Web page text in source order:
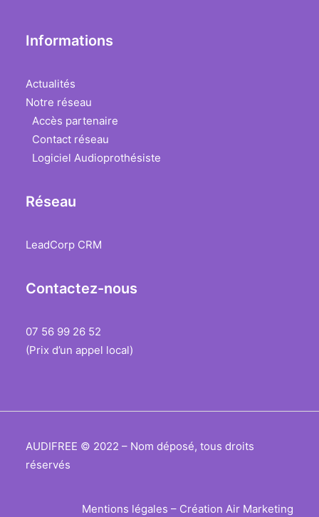
Informations
Actualités
Notre réseau
Accès partenaire
Contact réseau
Logiciel Audioprothésiste
Réseau
LeadCorp CRM
Contactez-nous
07 56 99 26 52
(Prix d’un appel local)
AUDIFREE © 2022 – Nom déposé, tous droits
réservés
Mentions légales – Création Air Marketing